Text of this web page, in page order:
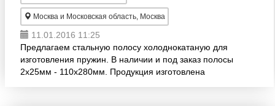
Москва и Московская область, Москва
11.01.2016 11:25
Предлагаем стальную полосу холоднокатаную для
изготовления пружин. В наличии и под заказ полосы
2х25мм - 110х280мм. Продукция изготовлена